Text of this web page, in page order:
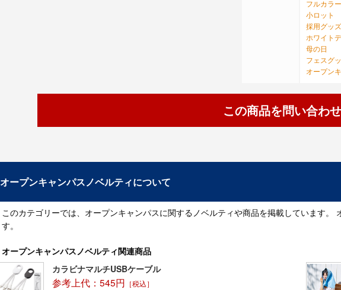
■有効距離
■電池タイ
■電池寿
■対応スマ
iOS11、
フルカラ
小ロット
採用グッズ
ホワイト
母の日
フェスグ
オープン
この商品を問い合わ
オープンキャンパスノベルティについて
このカテゴリーでは、オープンキャンパスに関するノベルティや商品を掲載しています
す。
オープンキャンパスノベルティ関連商品
カラビナマルチUSBケーブル
参考上代：545円 ［税込］